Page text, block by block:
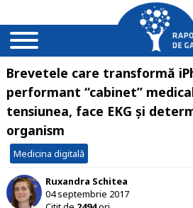
Brevetele care transformă
performant “cabinet”
tensiunea, face EKG și
organism
Medicina digitală
Ruxandra Schitea
04 septembrie 2017